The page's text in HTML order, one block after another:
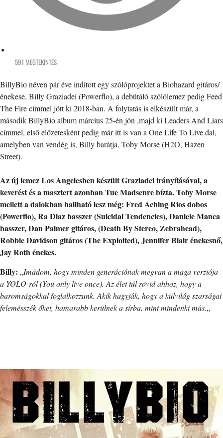
591 MEGTEKINTÉS
BillyBio néven pár éve indított egy szólóprojektet a Biohazard gitáros/
énekese, Billy Graziadei (Powerflo), a debütáló szólólemez pedig Feed
The Fire címmel jött ki 2018-ban. A folytatás is elkészült már, a
második BillyBio album március 25-én jön ,majd ki Leaders And Liars
címmel, első előzetesként pedig már itt is van a One Life To Live dal,
amelyben van vendég is, Billy barátja, Toby Morse (H2O, Hazen
Street).
Az új lemez Los Angelesben készült Graziadei irányításával, a
keverést és a masztert azonban Tue Madsenre bízta. Toby Morse
mellett a dalokban hallható lesz még: Fred Aching Rios dobos
(Powerflo), Ra Diaz basszer (Suicidal Tendencies), Daniele Manca
basszer, Dan Palmer gitáros, (Death By Stereo, Zebrahead),
Robbie Davidson gitáros (The Exploited), Jennifer Blair énekesnő,
Jay Roth énekes.
Billy: „Imádom, hogy minden generációnak megvan a maga verziója
a YOLO-ról (You only live once). Az élet túl rövid ahhoz, hogy a
baromságokkal foglalkozzunk. Akik hagyják, hogy a külvilág szarságai
felemésszék őket, hamarabb kerülnek a sírba, mint mindenki más.„